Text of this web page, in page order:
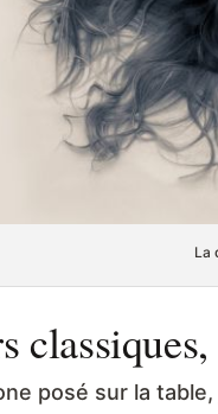
La
posé sur la